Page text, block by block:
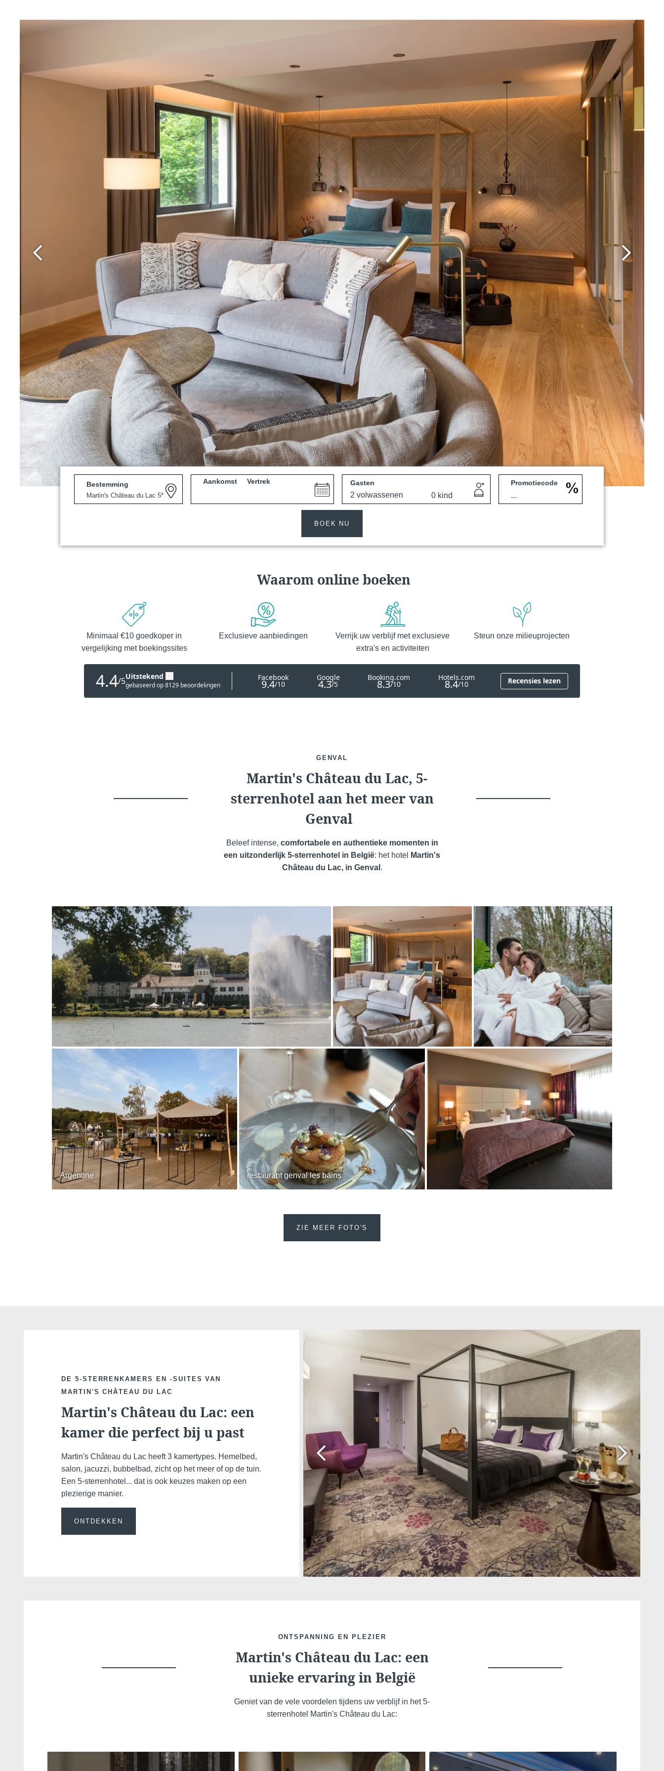
Bestemming Aankomst Vertrek Gasten Promotiecode
BOEK NU
Waarom online boeken
Minimaal €10 goedkoper in
vergelijking met boekingssites
Exclusieve aanbiedingen
Verrijk uw verblijf met exclusieve
extra's en activiteiten
Steun onze milieuprojecten
GENVAL
Martin's Château du Lac, 5-
sterrenhotel aan het meer van
Genval
Beleef intense, comfortabele en authentieke momenten in
een uitzonderlijk 5-sterrenhotel in België: het hotel
Martin's
Château du Lac, in Genval .
Argentine restaurant genval les bains
ZIE MEER FOTO'S
DE 5-STERRENKAMERS EN -SUITES VAN
MARTIN'S CHÂTEAU DU LAC
Martin's Château du Lac: een
kamer die perfect bij u past
Martin's Château du Lac heeft 3 kamertypes. Hemelbed,
salon, jacuzzi, bubbelbad, zicht op het meer of op de tuin.
Een 5-sterrenhotel... dat is ook keuzes maken op een
plezierige manier.
ONTDEKKEN
ONTSPANNING EN PLEZIER
Martin's Château du Lac: een
unieke ervaring in België
Geniet van de vele voordelen tijdens uw verblijf in het 5-
sterrenhotel Martin's Château du Lac:
Wat zoek je ?
Martin's Rentmeesterij
Bilzen, 4*
Martin's Relais
Bruges, 4*
Martin's Brugge
Bruges, 3*
Martin's Brussels EU
Bruxelles, 4*
Martin's Château du Lac
Genval, 5*
Martin's Manoir
Genval, 4*
Martin's All Suites
Louvain-la-Neuve, 4*
Martin's Patershof Martin's Dream Hotel
Voir tous nos hôtels
Contacteer ons
GAAT UW BERICHT RECHTSTREEKS NAAR
E-mail*:
Telefoon
Bericht
Wilt u e-mails ontvangen met exclusieve promoties en
aanbiedingen?
Ja, ik wil graag e-mails ontvangen met exclusieve aanbiedingen
en promoties
Nee, ik wil geen e-mails ontvangen met exclusieve
Waarom online boeken?
Minimaal €10
goedkoper in
vergelijking met
boekingssites
Exclusieve
aanbiedingen
Verrijk uw verblijf met
exclusieve extra's en
activiteiten